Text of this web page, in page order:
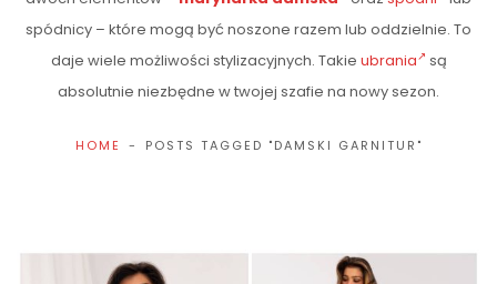
spódnicy – które mogą być noszone razem lub oddzielnie. To
daje wiele możliwości stylizacyjnych. Takie ubrania
są
absolutnie niezbędne w twojej szafie na nowy sezon.
HOME POSTS TAGGED "DAMSKI GARNITUR"